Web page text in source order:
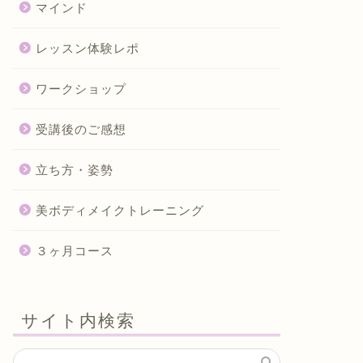
マインド
レッスン体験レポ
ワークショップ
受講後のご感想
立ち方・姿勢
美ボディメイクトレーニング
３ヶ月コース
サイト内検索